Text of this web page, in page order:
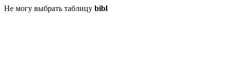
Не могу выбрать таблицу bibl